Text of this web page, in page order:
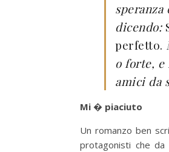
dicendo:
perfetto.
o forte, e
amici
Mi � piaciuto
Un romanzo ben
protagonisti che